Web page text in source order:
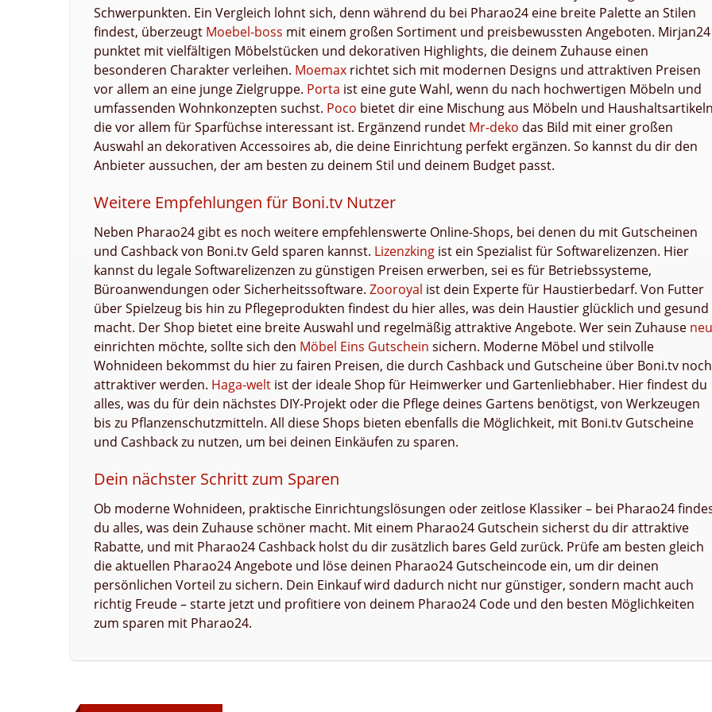
Schwerpunkten. Ein Vergleich lohnt sich, denn während du bei Pharao24 eine breite Palette an Stilen
findest, überzeugt Moebel-boss mit einem großen Sortiment und preisbewussten Angeboten. Mirjan24
punktet mit vielfältigen Möbelstücken und dekorativen Highlights, die deinem Zuhause einen
besonderen Charakter verleihen. Moemax richtet sich mit modernen Designs und attraktiven Preisen
vor allem an eine junge Zielgruppe. Porta ist eine gute Wahl, wenn du nach hochwertigen Möbeln und
umfassenden Wohnkonzepten suchst. Poco bietet dir eine Mischung aus Möbeln und
die vor allem für Sparfüchse interessant ist. Ergänzend rundet Mr-deko das Bild mit einer großen
Auswahl an dekorativen Accessoires ab, die deine Einrichtung perfekt ergänzen. So kannst du dir den
Anbieter aussuchen, der am besten zu deinem Stil und deinem Budget passt.
Weitere Empfehlungen für Boni.tv Nutzer
Neben Pharao24 gibt es noch weitere empfehlenswerte Online-Shops, bei denen du mit Gutscheinen
und Cashback von Boni.tv Geld sparen kannst. Lizenzking ist ein Spezialist für Softwarelizenzen. Hier
kannst du legale Softwarelizenzen zu günstigen Preisen erwerben, sei es für Betriebssysteme,
Büroanwendungen oder Sicherheitssoftware. Zooroyal ist dein Experte für Haustierbedarf. Von Futter
über Spielzeug bis hin zu Pflegeprodukten findest du hier alles, was dein Haustier glücklich und gesund
macht. Der Shop bietet eine breite Auswahl und regelmäßig attraktive Angebote. Wer sein Zuhause neu
einrichten möchte, sollte sich den Möbel Eins Gutschein sichern. Moderne Möbel und stilvolle
Wohnideen bekommst du hier zu fairen Preisen, die durch Cashback und Gutscheine über Boni.tv noch
attraktiver werden. Haga-welt ist der ideale Shop für Heimwerker und Gartenliebhaber. Hier findest du
alles, was du für dein nächstes DIY-Projekt oder die Pflege deines Gartens benötigst, von Werkzeugen
bis zu Pflanzenschutzmitteln. All diese Shops bieten ebenfalls die Möglichkeit, mit Boni.tv Gutscheine
und Cashback zu nutzen, um bei deinen Einkäufen zu sparen.
Dein nächster Schritt zum Sparen
Ob moderne Wohnideen, praktische Einrichtungslösungen oder zeitlose Klassiker – bei Pharao24
du alles, was dein Zuhause schöner macht. Mit einem Pharao24 Gutschein sicherst du dir attraktive
Rabatte, und mit Pharao24 Cashback holst du dir zusätzlich bares Geld zurück. Prüfe am besten gleich
die aktuellen Pharao24 Angebote und löse deinen Pharao24 Gutscheincode ein, um dir deinen
persönlichen Vorteil zu sichern. Dein Einkauf wird dadurch nicht nur günstiger, sondern macht auch
richtig Freude – starte jetzt und profitiere von deinem Pharao24 Code und den besten Möglichkeiten
zum sparen mit Pharao24.